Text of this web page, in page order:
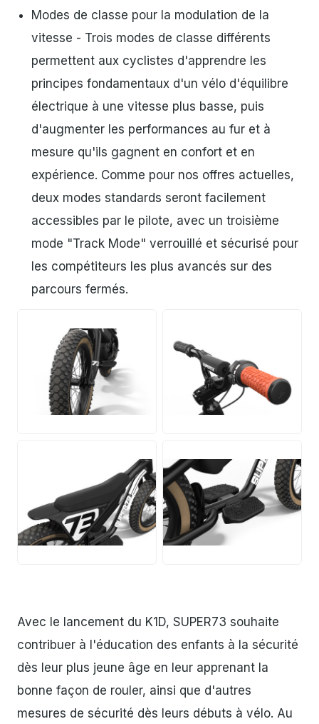
Modes de classe pour la modulation de la
vitesse - Trois modes de classe différents
permettent aux cyclistes d'apprendre les
principes fondamentaux d'un vélo d'équilibre
électrique à une vitesse plus basse, puis
d'augmenter les performances au fur et à
mesure qu'ils gagnent en confort et en
expérience. Comme pour nos offres actuelles,
deux modes standards seront facilement
accessibles par le pilote, avec un troisième
mode "Track Mode" verrouillé et sécurisé pour
les compétiteurs les plus avancés sur des
parcours fermés.
JPG JPG
JPG JPG
Avec le lancement du K1D, SUPER73 souhaite
contribuer à l'éducation des enfants à la sécurité
dès leur plus jeune âge en leur apprenant la
bonne façon de rouler, ainsi que d'autres
mesures de sécurité dès leurs débuts à vélo. Au